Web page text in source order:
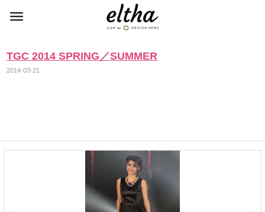
TGC 2014 SPRING／SUMMER
2014-03-21